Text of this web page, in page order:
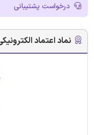
درخواست پشتیبانی
نماد اعتماد